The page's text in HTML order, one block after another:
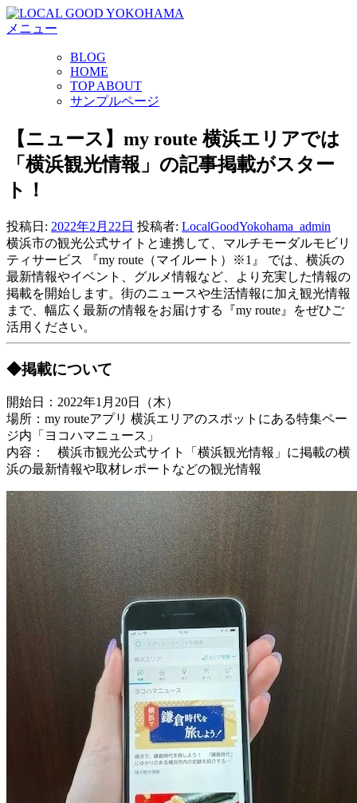
コ
ン
プ
メニュー
BLOG
HOME
TOP ABOUT
サンプルページ
【ニュース】my route 横浜エリアでは
「横浜観光情報」の記事掲載がスター
ト！
投稿日: 2022年2月22日 投稿者: LocalGoodYokohama_admin
横浜市の観光公式サイトと連携して、マルチモーダルモビリ
ティサービス 『my route（マイルート）※1』 では、横浜の
最新情報やイベント、グルメ情報など、より充実した情報の
掲載を開始します。街のニュースや生活情報に加え観光情報
まで、幅広く最新の情報をお届けする『my route』をぜひご
活用ください。
◆掲載について
開始日：2022年1月20日（木）
場所：my routeアプリ 横浜エリアのスポットにある特集ペー
ジ内「ヨコハマニュース」
内容： 横浜市観光公式サイト「横浜観光情報」に掲載の横
浜の最新情報や取材レポートなどの観光情報